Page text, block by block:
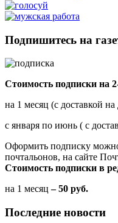
Подпишитесь на
Стоимость подписки на
на 1 месяц (с доставкой
с января по июнь ( с
Оформить подписку
почтальонов, на сайте
Стоимость подписки в
на 1 месяц – 50 руб.
Последние новости